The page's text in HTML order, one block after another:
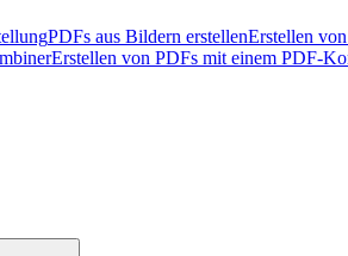
PDFs aus Bildern erstellenErstellen
Erstellen von PDFs mit einem PDF-